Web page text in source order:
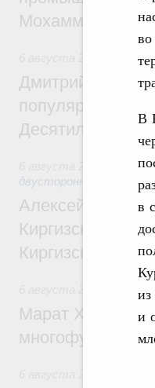
В
в
и
Мохаммадом
Дмитрий
популярного
Десятилетия
двусторонней основе
Алексей
Киргизского
Киргизской
Марат